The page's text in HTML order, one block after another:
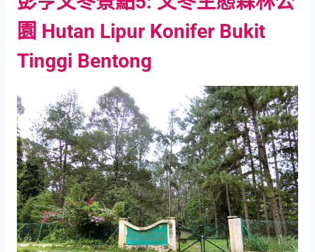
園 Hutan Lipur Konifer Bukit
Tinggi Bentong